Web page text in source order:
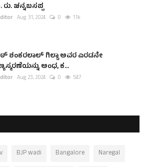
ರು. ಚನ್ನಬಸಪ್ಪ
Aug 31, 2024 0 1.1k
ಶಂಕರಲಾಲ್ ಗಿಲ್ಡಾ ಅವರ ಎರಡನೇ
ಅಂಧ, ಕ...
Aug 23, 2024 0 547
BJP wadi Bangalore
Naregal